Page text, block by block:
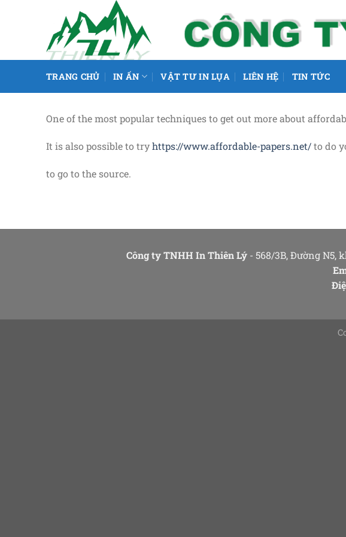
TRANG CHỦ IN ẤN VẬT TƯ IN LỤA LIÊN HỆ TIN TỨC
One of the most popular techniques to get out more about
It is also possible to tryhttps://www.affordable-papers.net/to do
to go to the source.
Công ty TNHH In Thiên Lý- 568/3B, Đường N5,